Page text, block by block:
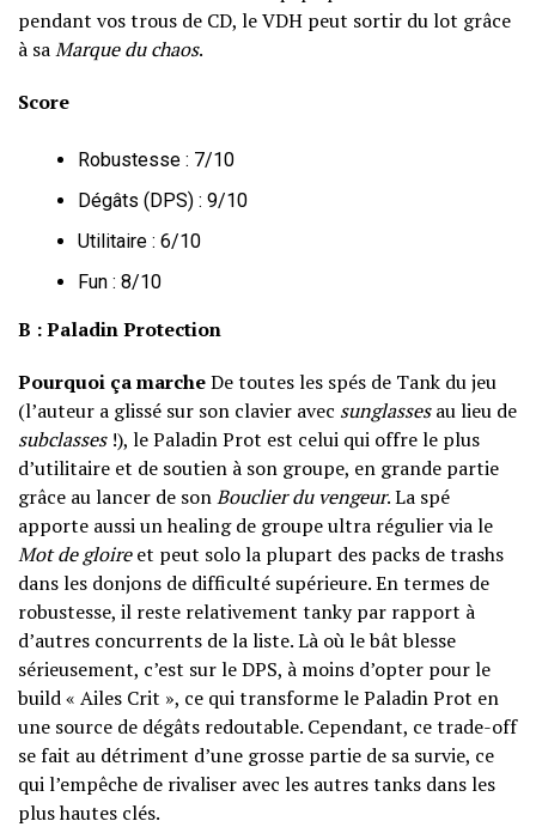
pendant vos trous de CD, le VDH peut sortir du lot grâce
à saMarque du chaos.
Score
Robustesse : 7/10
Dégâts (DPS) : 9/10
Utilitaire : 6/10
Fun : 8/10
B : Paladin Protection
Pourquoi ça marcheDe toutes les spés de Tank du jeu
(l’auteur a glissé sur son clavier avec sunglassesau lieu de
subclasses!), le Paladin Prot est celui qui offre le plus
d’utilitaire et de soutien à son groupe, en grande partie
grâce au lancer de sonBouclier du vengeur. La spé
apporte aussi un healing de groupe ultra régulier via le
Mot de gloireet peut solo la plupart des packs de trashs
dans les donjons de difficulté supérieure. En termes de
robustesse, il reste relativement tanky par rapport à
d’autres concurrents de la liste. Là où le bât blesse
sérieusement, c’est sur le DPS, à moins d’opter pour le
build « Ailes Crit », ce qui transforme le Paladin Prot en
une source de dégâts redoutable. Cependant, ce trade-off
se fait au détriment d’une grosse partie de sa survie, ce
qui l’empêche de rivaliser avec les autres tanks dans les
plus hautes clés.